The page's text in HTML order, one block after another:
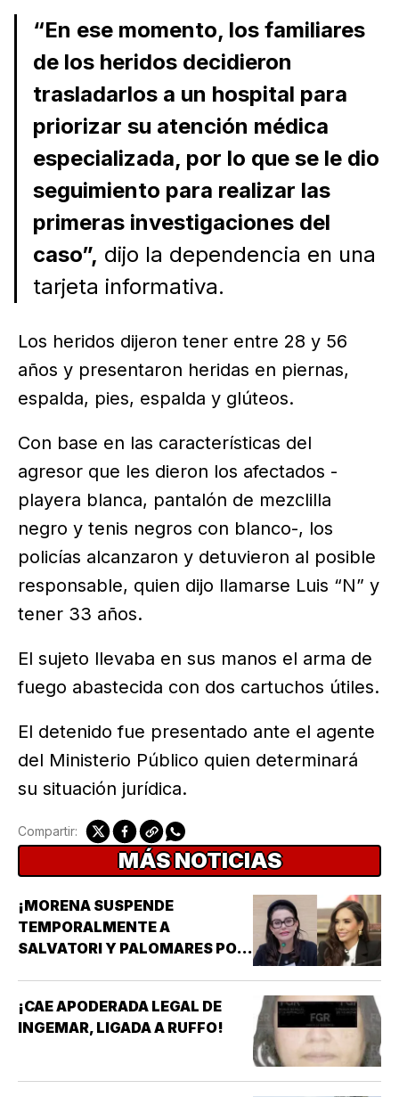
“En ese momento, los familiares
de los heridos decidieron
trasladarlos a un hospital para
priorizar su atención médica
especializada, por lo que se le dio
seguimiento para realizar las
primeras investigaciones del
caso”, dijo la dependencia en una
tarjeta informativa.
Los heridos dijeron tener entre 28 y 56
años y presentaron heridas en piernas,
espalda, pies, espalda y glúteos.
Con base en las características del
agresor que les dieron los afectados -
playera blanca, pantalón de mezclilla
negro y tenis negros con blanco-, los
policías alcanzaron y detuvieron al posible
responsable, quien dijo llamarse Luis “N” y
tener 33 años.
El sujeto llevaba en sus manos el arma de
fuego abastecida con dos cartuchos útiles.
El detenido fue presentado ante el agente
del Ministerio Público quien determinará
su situación jurídica.
Compartir:
MÁS NOTICIAS
¡MORENA SUSPENDE
TEMPORALMENTE A
SALVATORI Y PALOMARES POR
¡CAE APODERADA LEGAL DE
INGEMAR, LIGADA A RUFFO!